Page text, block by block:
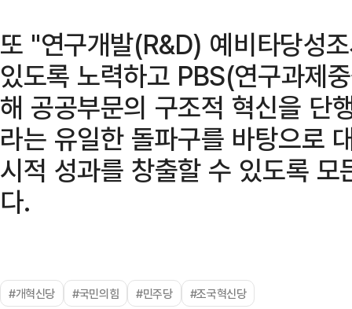
또 "연구개발(R&D) 예비타당성
있도록 노력하고 PBS(연구과제
해 공공부문의 구조적 혁신을 단
라는 유일한 돌파구를 바탕으로
시적 성과를 창출할 수 있도록
다.
#개혁신당 #국민의힘 #민주당 #조국혁신당